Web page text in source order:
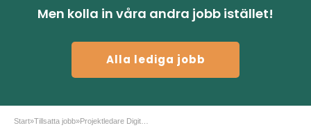
Men kolla in våra andra jobb istället!
Alla lediga jobb
Start»Tillsatta jobb»